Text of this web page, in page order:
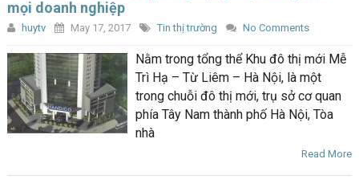
mọi doanh nghiệp
huytv May 17, 2017 Tin thị trường No Comments
Nằm trong tổng thể Khu đô thị mới Mễ
Trì Hạ – Từ Liêm – Hà Nội, là một
trong chuỗi đô thị mới, trụ sở cơ quan
phía Tây Nam thành phố Hà Nội, Tòa
nhà
Read More